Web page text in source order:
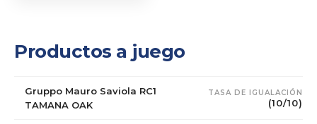
Productos a juego
Gruppo Mauro Saviola RC1
TAMANA OAK
TASA DE IGUALACIÓN
(10/10)